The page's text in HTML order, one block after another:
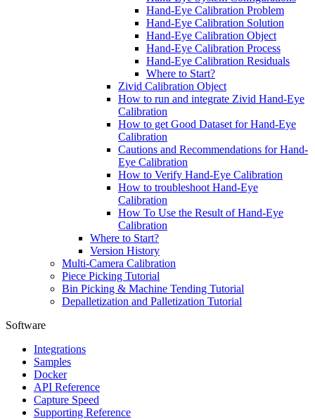
Hand-Eye Calibration Problem
Hand-Eye Calibration Solution
Hand-Eye Calibration Object
Hand-Eye Calibration Process
Hand-Eye Calibration Residuals
Where to Start?
Zivid Calibration Object
How to run and integrate Zivid Hand-Eye
Calibration
How to get Good Dataset for Hand-Eye
Calibration
Cautions and Recommendations for Hand-
Eye Calibration
How to Verify Hand-Eye Calibration
How to troubleshoot Hand-Eye
Calibration
How To Use the Result of Hand-Eye
Calibration
Where to Start?
Version History
Multi-Camera Calibration
Piece Picking Tutorial
Bin Picking & Machine Tending Tutorial
Depalletization and Palletization Tutorial
Software
Integrations
Samples
Docker
API Reference
Capture Speed
Supporting Reference